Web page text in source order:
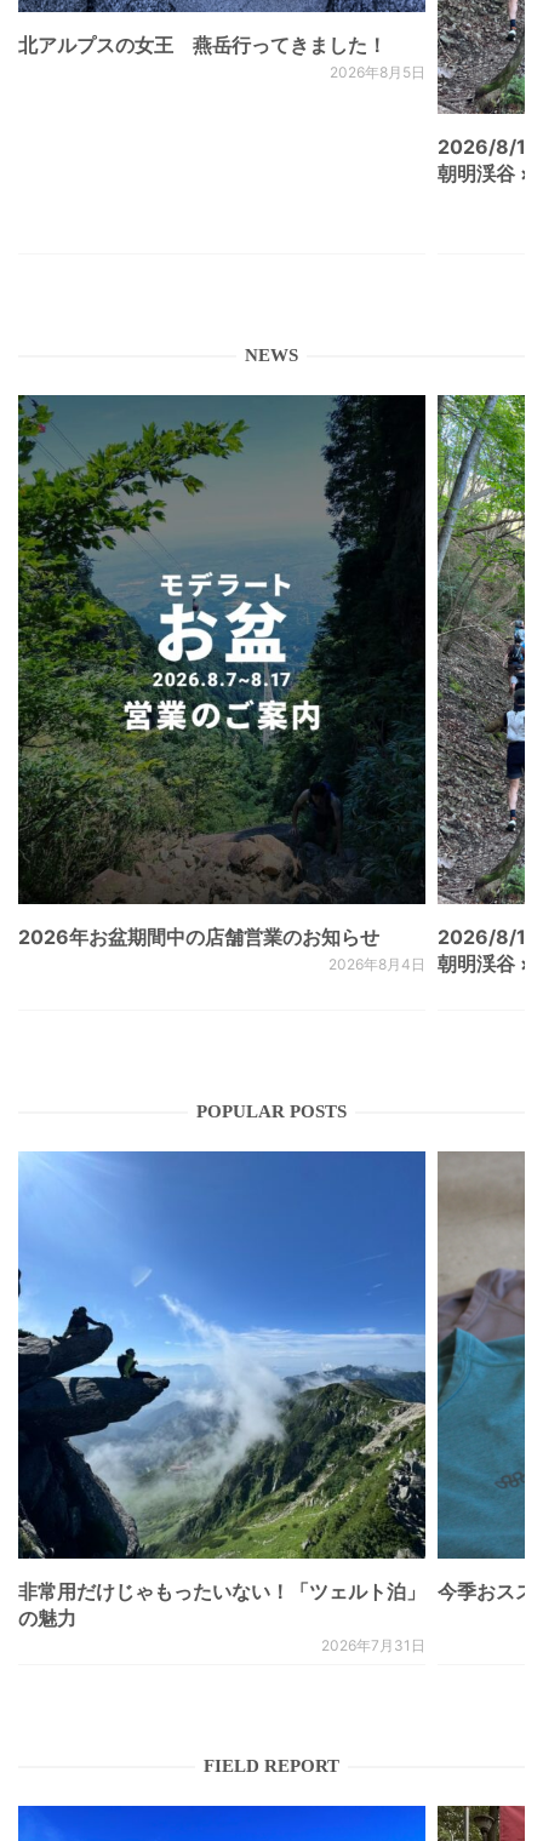
北アルプスの女王 燕岳行ってきました！
2026年8月5日
2026/8/
朝明渓谷 ×
NEWS
2026年お盆期間中の店舗営業のお知らせ
2026年8月4日
2026/8/
朝明渓谷 ×
POPULAR POSTS
非常用だけじゃもったいない！「ツェルト泊」
の魅力
2026年7月31日
今季おスス
FIELD REPORT